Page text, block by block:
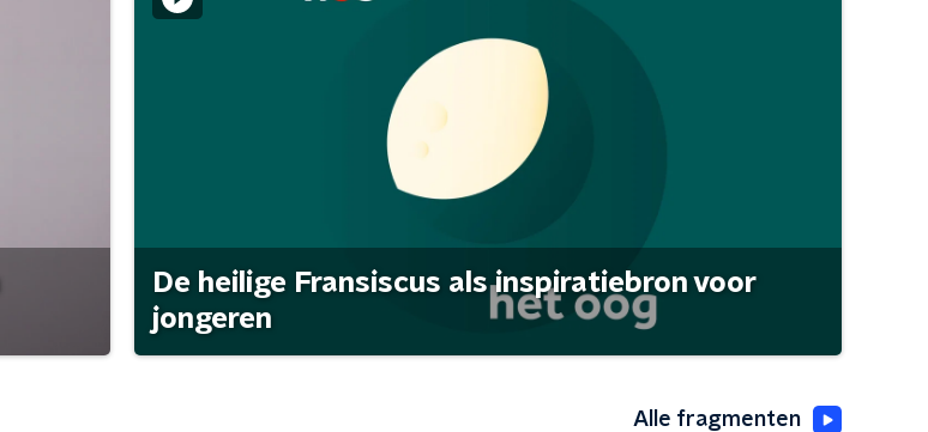
De heilige Fransiscus als inspiratiebron voor
jongeren
Alle fragmenten